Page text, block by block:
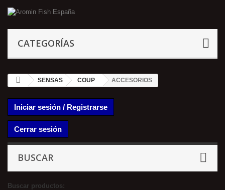
CATEGORÍAS
SENSAS COUP ACCESORIOS
Iniciar sesión / Registrarse
Cerrar sesión
BUSCAR
Buscar productos: